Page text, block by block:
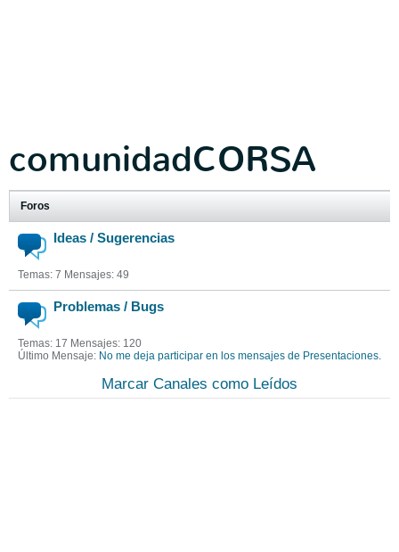
comunidadCORSA
Foros
Ideas / Sugerencias
Temas: 7 Mensajes: 49
Problemas / Bugs
Temas: 17 Mensajes: 120
Último Mensaje: No me deja participar en los mensajes de Presentaciones.
Marcar Canales como Leídos